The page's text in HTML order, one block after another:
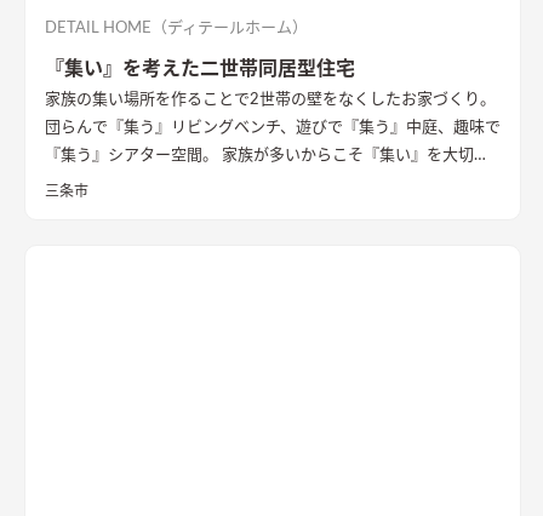
DETAIL HOME（ディテールホーム）
『集い』を考えた二世帯同居型住宅
家族の集い場所を作ることで2世帯の壁をなくしたお家づくり。
団らんで『集う』リビングベンチ、遊びで『集う』中庭、趣味で
『集う』シアター空間。 家族が多いからこそ『集い』を大切に
したお家になっています。
三条市